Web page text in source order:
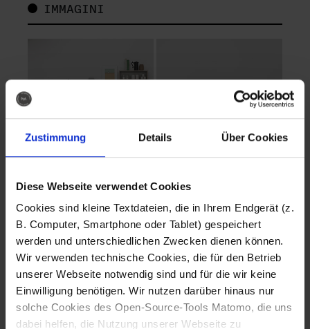
Zustimmung Details Über Cookies
Diese Webseite verwendet Cookies
Cookies sind kleine Textdateien, die in Ihrem Endgerät (z.
B. Computer, Smartphone oder Tablet) gespeichert
werden und unterschiedlichen Zwecken dienen können.
Wir verwenden technische Cookies, die für den Betrieb
unserer Webseite notwendig sind und für die wir keine
Einwilligung benötigen. Wir nutzen darüber hinaus nur
solche Cookies des Open-Source-Tools Matomo, die uns
dabei helfen, die Nutzung unserer Webseite zu
IMMAGINI
Fotografo: Lorenz
Sternbach
Download
Fotografo: Lorenz
Sternbach
Download